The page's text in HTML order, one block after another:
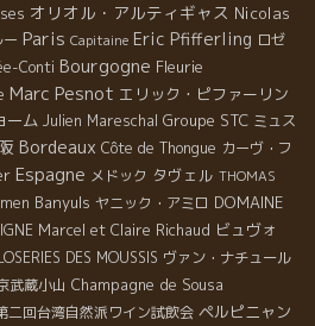
オリオル・アルティギャス Nicolas
Paris Capitaine Eric Pfifferling ロゼ
Conti Bourgogne Fleurie
Marc Pesnot エリック・ピファーリン
ーム Julien Mareschal Groupe STC ミュス
Bordeaux Côte de Thongue カーヴ・フ
Espagne メドック タヴェル THOMAS
Banyuls ヤニック・アミロ DOMAINE
Marcel et Claire Richaud ビュヴォ
DES MOUSSIS ヴァン・ナチュール
武蔵小山 Champagne de Sousa
二回台湾自然派ワイン試飲会 ペルピニャン